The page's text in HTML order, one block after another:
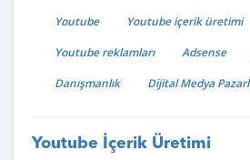
Youtube
Youtube içerik üretimi
Youtube reklamları
Adsense
Danışmanlık
Dijital Medya
Youtube İçerik Üretimi